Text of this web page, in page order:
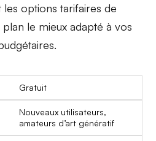
options tarifaires de
le mieux adapté à vos
Gratuit
Nouveaux utilisateurs,
amateurs d’art génératif